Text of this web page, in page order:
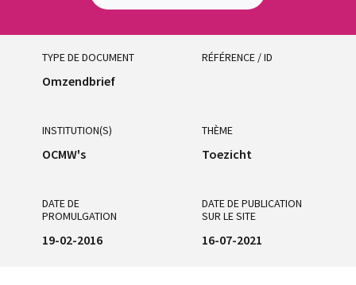
TYPE DE DOCUMENT
Omzendbrief
RÉFÉRENCE / ID
INSTITUTION(S)
OCMW's
THÈME
Toezicht
DATE DE
PROMULGATION
19-02-2016
DATE DE PUBLICATION
SUR LE SITE
16-07-2021